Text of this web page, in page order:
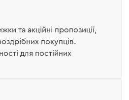
та акційні пропозиції,
покупців.
для постійних